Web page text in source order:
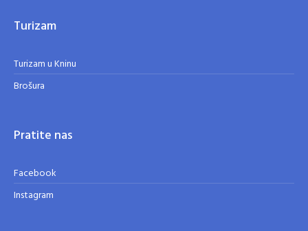
Turizam
Turizam u Kninu
Brošura
Pratite nas
Facebook
Instagram